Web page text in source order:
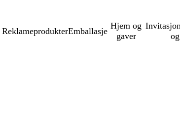
ReklameprodukterEmballasje
Hjem og
gaver